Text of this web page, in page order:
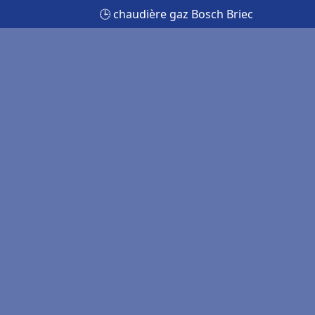
🕒 chaudière gaz Bosch Briec